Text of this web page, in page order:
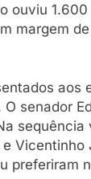
ouviu
margem
aos
senador
Vicentinho
preferiram